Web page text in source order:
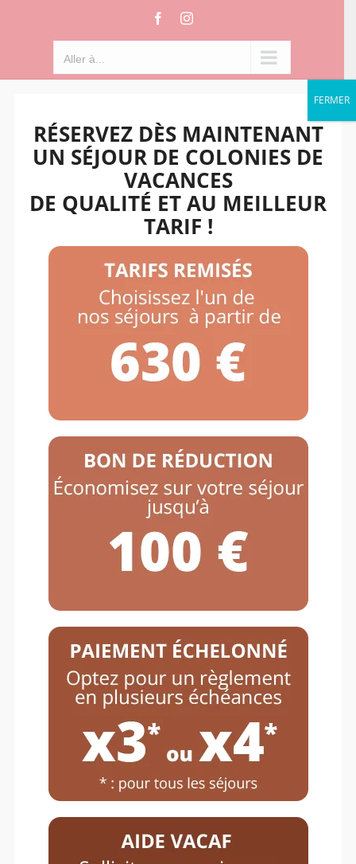
FacebookInstagram
Aller à...
Trier parDate
Montrer12 produits
Equit’adventure – Eté 2026
– Dimanche 02 août au
mardi 11 août 2026
RÉSERVEZ DÈS MAINTENANT
UN SÉJOUR DE COLONIES DE
VACANCES
DE QUALITÉ ET AU MEILLEUR
TARIF !
FERMER